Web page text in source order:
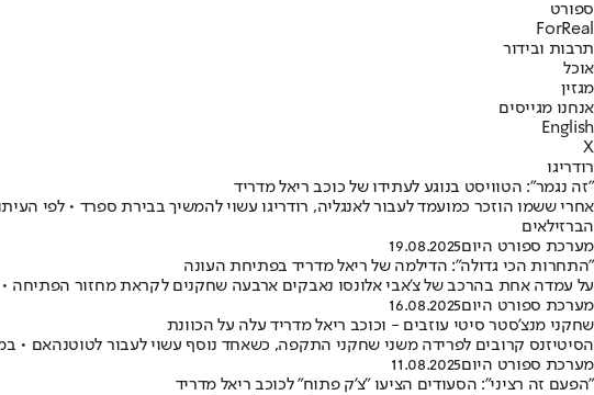
ספורט
ForReal
תרבות ובידור
אוכל
מגזין
אנחנו מגייסים
English
X
רודריגו
"זה נגמר": הטוויסט בנוגע לעתידו של כוכב ריאל מדריד
אחרי ששמו הוזכר כמועמד לעבור לאנגליה, רודריגו עשוי להמשיך בבירת ספרד • לפי
הברזילאים
מערכת ספורט היום19.08.2025
"התחרות הכי גדולה": הדילמה של ריאל מדריד בפתיחת העונה
על עמדה אחת בהרכב של צ'אבי אלונסו נאבקים ארבעה שחקנים לקראת מחזור הפתיחה •
מערכת ספורט היום16.08.2025
שחקני מנצ'סטר סיטי עוזבים - וכוכב ריאל מדריד עלה על הכוונת
הסיטיזנס קרובים לפרידה משני שחקני התקפה, כשאחד נוסף עשוי לעבור לטוטנהאם • במקומם, האנגלים רוצים את הכוכב
מערכת ספורט היום11.08.2025
"הפעם זה רציני": הסעודים הציעו "צ'ק פתוח" לכוכב ריאל מדריד